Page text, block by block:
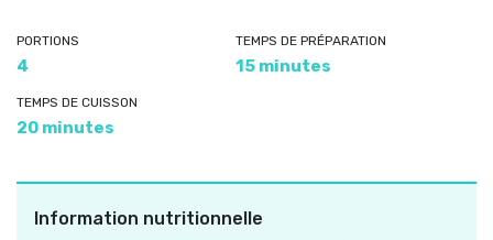
PORTIONS
4
TEMPS DE PRÉPARATION
15 minutes
TEMPS DE CUISSON
20 minutes
Information nutritionnelle